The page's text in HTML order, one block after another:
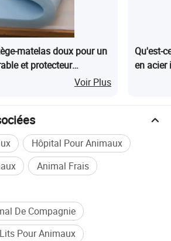
matelas doux pour un
et protecteur
Voir Plus
Qu'est-
en acier
Hôpital Pour Animaux
Animal Frais
De Compagnie
Pour Animaux